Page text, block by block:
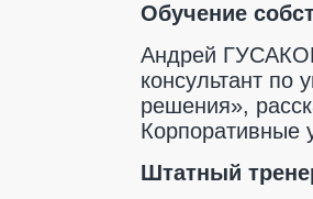
Обучение
Андрей
консультант по
решения»,
Корпоративные
Штатный